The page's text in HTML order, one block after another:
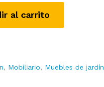
al carrito
, Mobiliario, Muebles de jardín